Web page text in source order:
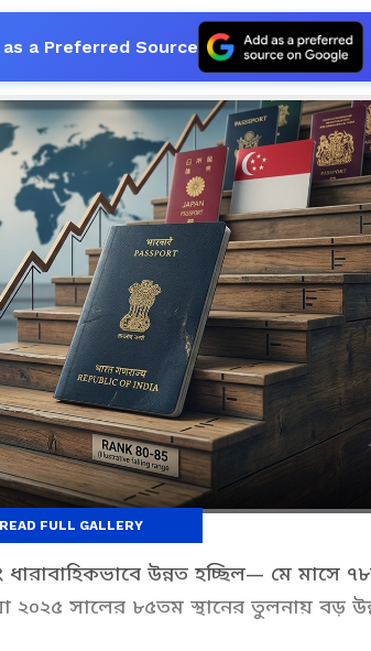
a Preferred Source
উন্নত হচ্ছিল— মে মাসে
২০২৫ সালের ৮৫তম স্থানের তুলনায় বড়
READ FULL GALLERY